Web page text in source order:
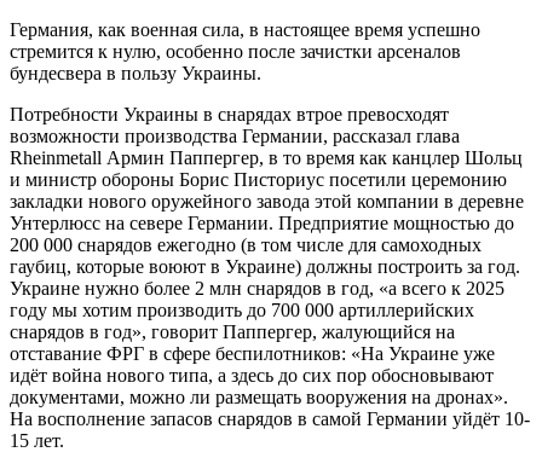
Германия, как военная сила, в настоящее время успешно
стремится к нулю, особенно после зачистки арсеналов
бундесвера в пользу Украины.
Потребности Украины в снарядах втрое превосходят
возможности производства Германии, рассказал глава
Rheinmetall Армин Паппергер, в то время как канцлер Шольц
и министр обороны Борис Писториус посетили церемонию
закладки нового оружейного завода этой компании в деревне
Унтерлюсс на севере Германии. Предприятие мощностью до
200 000 снарядов ежегодно (в том числе для самоходных
гаубиц, которые воюют в Украине) должны построить за год.
Украине нужно более 2 млн снарядов в год, «а всего к 2025
году мы хотим производить до 700 000 артиллерийских
снарядов в год», говорит Паппергер, жалующийся на
отставание ФРГ в сфере беспилотников: «На Украине уже
идёт война нового типа, а здесь до сих пор обосновывают
документами, можно ли размещать вооружения на дронах».
На восполнение запасов снарядов в самой Германии уйдёт 10-
15 лет.